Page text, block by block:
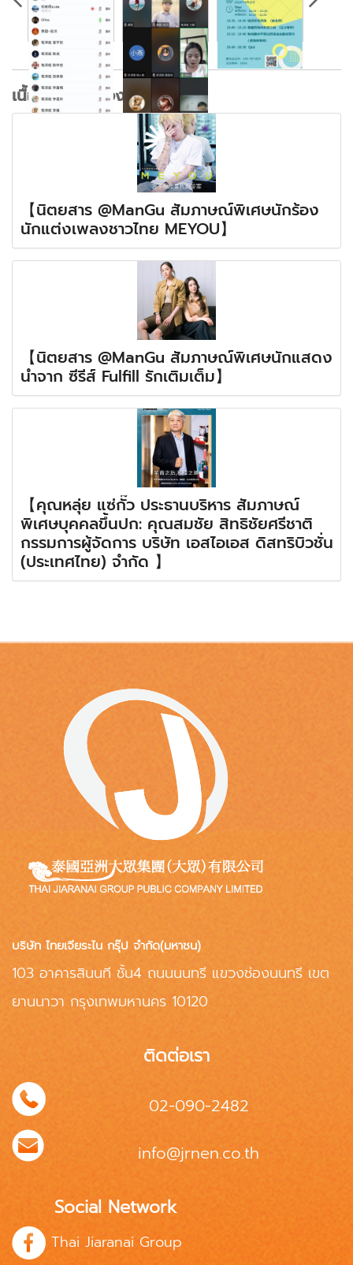
เนื้อหาที่เกี่ยวข้อง
【นิตยสาร @ManGu สัมภาษณ์พิเศษนักร้อง
นักแต่งเพลงชาวไทย MEYOU】
【นิตยสาร @ManGu สัมภาษณ์พิเศษนักแสดง
นำจาก ซีรีส์ Fulfill รักเติมเต็ม】
【คุณหลุ่ย แซ่กั๊ว ประธานบริหาร สัมภาษณ์
พิเศษบุคคลขึ้นปก: คุณสมชัย สิทธิชัยศรีชาติ
กรรมการผู้จัดการ บริษัท เอสไอเอส ดิสทริบิวชั่น
(ประเทศไทย) จำกัด 】
บริษัท ไทยเจียระไน กรุ๊ป จำกัด(มหาชน)
103 อาคารสินนที ชั้น4 ถนนนนทรี แขวงช่องนนทรี เขต
ยานนาวา กรุงเทพมหานคร 10120
ติดต่อเรา
02-090-2482
info@jrnen.co.th
Social Network
Thai Jiaranai Group